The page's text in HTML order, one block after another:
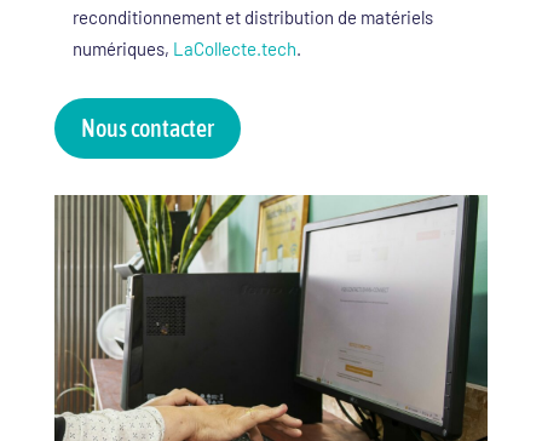
reconditionnement et distribution de matériels
numériques, LaCollecte.tech.
Nous contacter